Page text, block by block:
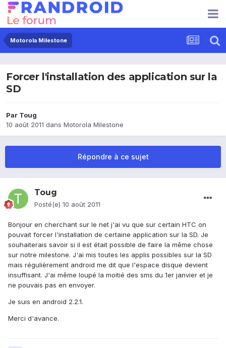
Motorola Milestone
Forcer l'installation des application sur la
SD
Par Toug
10 août 2011 dans Motorola Milestone
Répondre à ce sujet
Toug
Posté(e) 10 août 2011
Bonjour en cherchant sur le net j'ai vu que sur certain HTC on
pouvait forcer l'installation de certaine application sur la SD. Je
souhaiterais savoir si il est était possible de faire la même chose
sur notre milestone. J'ai mis toutes les applis possibles sur la SD
mais régulièrement android me dit que l'espace disque devient
insuffisant. J'ai même loupé la moitié des sms du 1er janvier et je
ne pouvais pas en envoyer.
Je suis en android 2.2.1.
Merci d'avance.